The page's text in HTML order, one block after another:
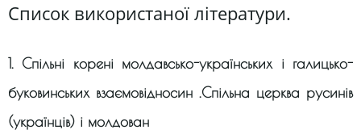
Список використаної літератури.
1. Спільні корені молдавсько-українських і галицько-
буковинських взаємовідносин .Спільна церква русинів
(українців) і молдован